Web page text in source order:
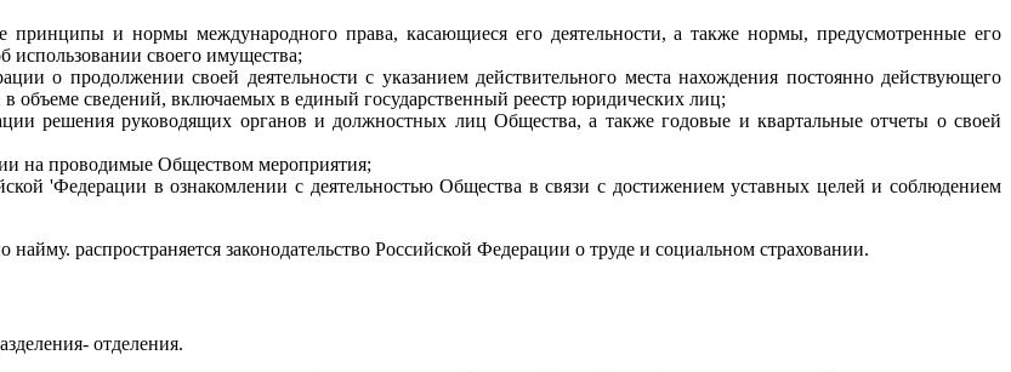
принципы и нормы международного права, касающиеся его деятельности, а также нормы, предусмотренные его
использовании своего имущества;
о продолжении своей деятельности с указанием действительного места нахождения постоянно действующего
объеме сведений, включаемых в единый государственный реестр юридических лиц;
решения руководящих органов и должностных лиц Общества, а также годовые и квартальные отчеты о своей
на проводимые Обществом мероприятия;
'Федерации в ознакомлении с деятельностью Общества в связи с достижением уставных целей и соблюдением
распространяется законодательство Российской Федерации о труде и социальном страховании.
отделения.